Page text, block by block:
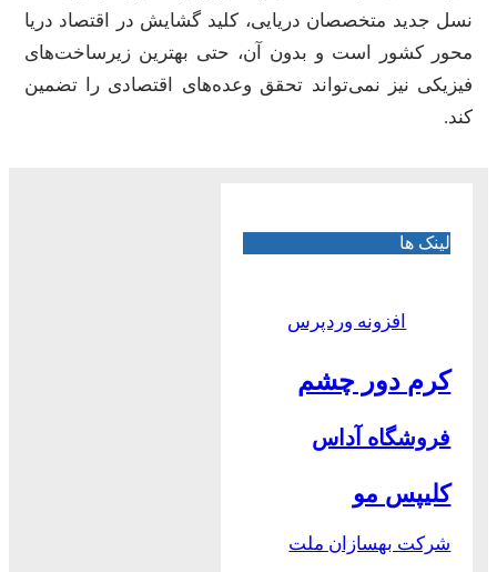
نسل جدید متخصصان دریایی، کلید گشایش در اقتصاد دریا
محور کشور است و بدون آن، حتی بهترین زیرساخت‌های
فیزیکی نیز نمی‌تواند تحقق وعده‌های اقتصادی را تضمین
کند.
لینک ها
افزونه وردپرس
کرم دور چشم
فروشگاه آداس
کلیپس مو
شرکت بهسازان ملت